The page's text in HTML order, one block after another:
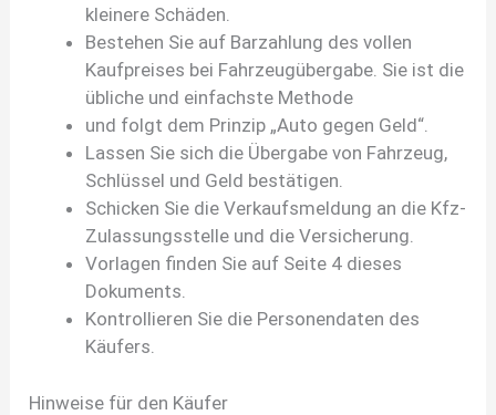
kleinere Schäden.
Bestehen Sie auf Barzahlung des vollen
Kaufpreises bei Fahrzeugübergabe. Sie ist die
übliche und einfachste Methode
und folgt dem Prinzip „Auto gegen Geld“.
Lassen Sie sich die Übergabe von Fahrzeug,
Schlüssel und Geld bestätigen.
Schicken Sie die Verkaufsmeldung an die Kfz-
Zulassungsstelle und die Versicherung.
Vorlagen finden Sie auf Seite 4 dieses
Dokuments.
Kontrollieren Sie die Personendaten des
Käufers.
Hinweise für den Käufer